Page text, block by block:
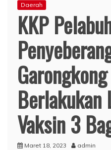
Daerah
KKP
Berlakukan
Vaksin 3
Maret 18, 2023 admin